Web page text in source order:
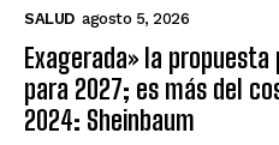
SALUD agosto 5, 2026
Exagerada» la
para 2027; es más del
2024: Sheinbaum